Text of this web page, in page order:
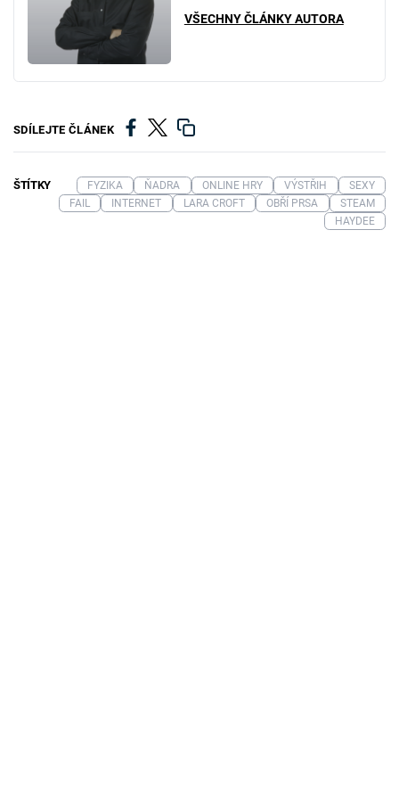
VŠECHNY ČLÁNKY AUTORA
SDÍLEJTE ČLÁNEK
ŠTÍTKY FYZIKA ŇADRA ONLINE HRY VÝSTŘIH
SEXY
FAIL
INTERNET LARA CROFT OBŘÍ PRSA
STEAM
HAYDEE